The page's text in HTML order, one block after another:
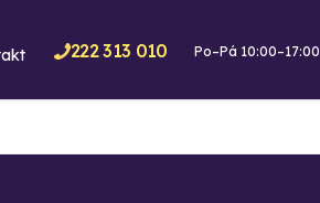
222 313 010 Po–Pá 10:00–17:00